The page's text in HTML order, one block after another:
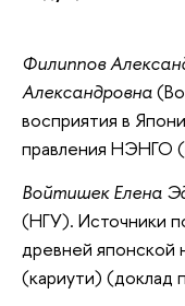
Филиппов
Александровна
восприятия в
правления НЭНГО
Войтишек Елена
(НГУ). Источники
древней японской
(кариути) (доклад